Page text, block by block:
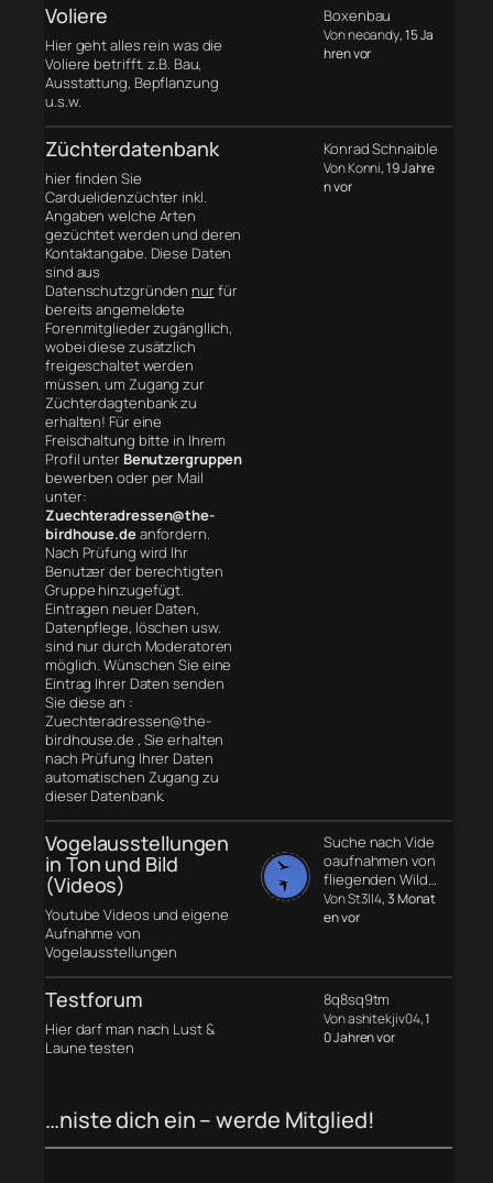
Voliere
Hier geht alles rein was die
Voliere betrifft. z.B. Bau,
Ausstattung, Bepflanzung
u.s.w.
Boxenbau
Von neoandy, 15 Ja
hren vor
Züchterdatenbank
hier finden Sie
Carduelidenzüchter inkl.
Angaben welche Arten
gezüchtet werden und deren
Kontaktangabe. Diese Daten
sind aus
Datenschutzgründen nurfür
bereits angemeldete
Forenmitglieder zugängllich,
wobei diese zusätzlich
freigeschaltet werden
müssen, um Zugang zur
Züchterdagtenbank zu
erhalten! Für eine
Freischaltung bitte in Ihrem
Profil unter Benutzergruppen
bewerben oder per Mail
unter:
Zuechteradressen@the-
birdhouse.deanfordern.
Nach Prüfung wird Ihr
Benutzer der berechtigten
Gruppe hinzugefügt.
Eintragen neuer Daten,
Datenpflege, löschen usw.
sind nur durch Moderatoren
möglich. Wünschen Sie eine
Eintrag Ihrer Daten senden
Sie diese an :
Zuechteradressen@the-
birdhouse.de , Sie erhalten
nach Prüfung Ihrer Daten
automatischen Zugang zu
dieser Datenbank.
Konrad Schnaible
Von Konni, 19 Jahre
n vor
Vogelausstellungen
in Ton und Bild
(Videos)
Youtube Videos und eigene
Aufnahme von
Vogelausstellungen
Suche nach Vide
oaufnahmen von
fliegenden Wild…
Von St3ll4, 3 Monat
en vor
Testforum
Hier darf man nach Lust &
Laune testen
8q8sq9tm
Von ashitekjiv04, 1
0 Jahren vor
…niste dich ein – werde Mitglied!